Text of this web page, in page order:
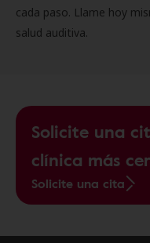
cada paso. Llame hoy
salud auditiva.
Solicite una
clínica más
Solicite una cita